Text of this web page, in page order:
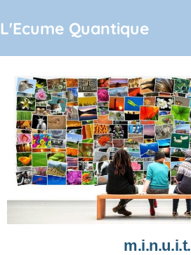
L'Ecume Quantique
m.i.n.u.i.t.